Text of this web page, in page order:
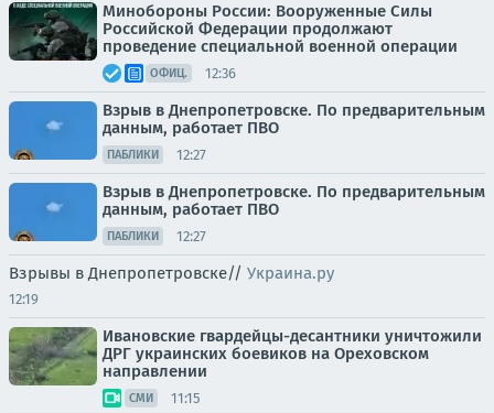
Минобороны России: Вооруженные Силы
Российской Федерации продолжают
проведение специальной военной операции
ОФИЦ. 12:36
Взрыв в Днепропетровске. По предварительным
данным, работает ПВО
ПАБЛИКИ 12:27
Взрыв в Днепропетровске. По предварительным
данным, работает ПВО
ПАБЛИКИ 12:27
Взрывы в Днепропетровске// Украина.ру
12:19
Ивановские гвардейцы-десантники уничтожили
ДРГ украинских боевиков на Ореховском
направлении
СМИ 11:15